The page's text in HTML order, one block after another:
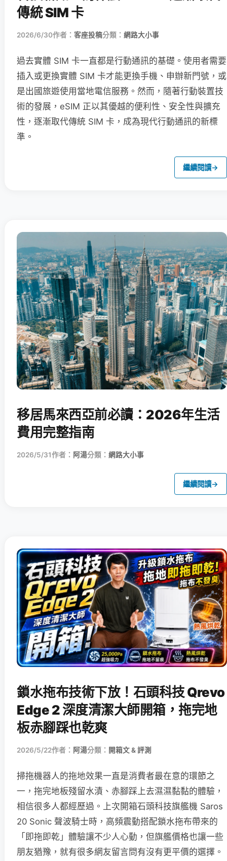
傳統 SIM 卡
2026/6/30作者： 客座投稿分類： 網路大小事
過去實體 SIM 卡一直都是行動通訊的基礎。使用者需要
插入或更換實體 SIM 卡才能更換手機、申辦新門號，或
是出國旅遊使用當地電信服務。然而，隨著行動裝置技
術的發展，eSIM 正以其優越的便利性、安全性與擴充
性，逐漸取代傳統 SIM 卡，成為現代行動通訊的新標
準。
繼續閱讀→
移居馬來西亞前必讀：2026年生活
費用完整指南
2026/5/31作者： 阿湯分類： 網路大小事
繼續閱讀→
鎖水拖布技術下放！石頭科技 Qrevo
Edge 2 深度清潔大師開箱，拖完地
板赤腳踩也乾爽
2026/5/22作者： 阿湯分類： 開箱文 & 評測
掃拖機器人的拖地效果一直是消費者最在意的環節之
一，拖完地板殘留水漬、赤腳踩上去濕濕黏黏的體驗，
相信很多人都經歷過。上次開箱石頭科技旗艦機 Saros
20 Sonic 聲波騎士時，高頻震動搭配鎖水拖布帶來的
「即拖即乾」體驗讓不少人心動，但旗艦價格也讓一些
朋友猶豫，就有很多網友留言問有沒有更平價的選擇。